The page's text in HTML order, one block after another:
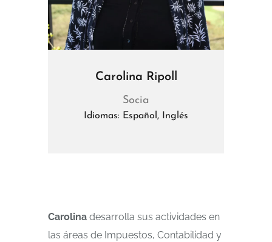
Carolina Ripoll
Socia
Idiomas: Español, Inglés
Carolina desarrolla sus actividades en
las áreas de Impuestos, Contabilidad y